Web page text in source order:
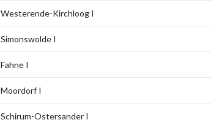
Westerende-Kirchloog I
Simonswolde I
Fahne I
Moordorf I
Schirum-Ostersander I